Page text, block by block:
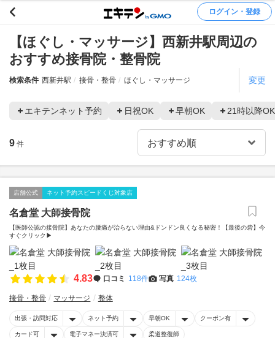
ログイン・登録
【ほぐし・マッサージ】西新井駅周辺の
おすすめ接骨院・整骨院
検索条件 西新井駅 接骨・整骨 ほぐし・マッサージ 変更
エキテンネット予約 日祝OK 早朝OK 21時以降OK
9 件
店舗公式 ネット予約スピードくじ対象店
名倉堂 大師接骨院
【医師公認の接骨院】あなたの腰痛が治らない理由&ドンドン良くなる秘密！【最後の砦】今
すぐクリック▶︎
4.83 口コミ 118件 写真 124枚
接骨・整骨 マッサージ 整体
出張・訪問対応 ネット予約 早朝OK クーポン有
カード可 電子マネー決済可 柔道整復師